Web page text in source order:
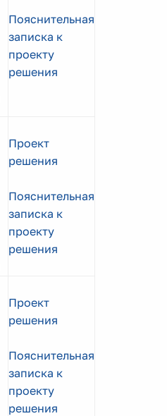
Пояснительная
записка к
проекту
решения
Проект
решения
Пояснительная
записка к
проекту
решения
Проект
решения
Пояснительная
записка к
проекту
решения